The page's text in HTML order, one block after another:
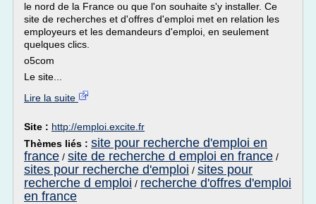
le nord de la France ou que l'on souhaite s'y installer. Ce
site de recherches et d'offres d'emploi met en relation les
employeurs et les demandeurs d'emploi, en seulement
quelques clics.
o5com
Le site...
Lire la suite
Site : http://emploi.excite.fr
Thèmes liés : site pour recherche d'emploi en
france / site de recherche d emploi en france /
sites pour recherche d'emploi / sites pour
recherche d emploi / recherche d'offres d'emploi
en france